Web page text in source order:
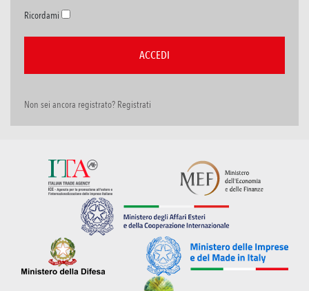
Ricordami
Non sei ancora registrato? Registrati